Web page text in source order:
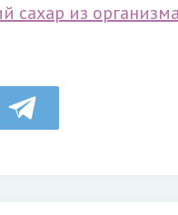
сахар из организма